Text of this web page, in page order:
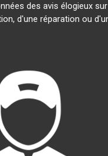
des avis élogieux
d'une réparation ou